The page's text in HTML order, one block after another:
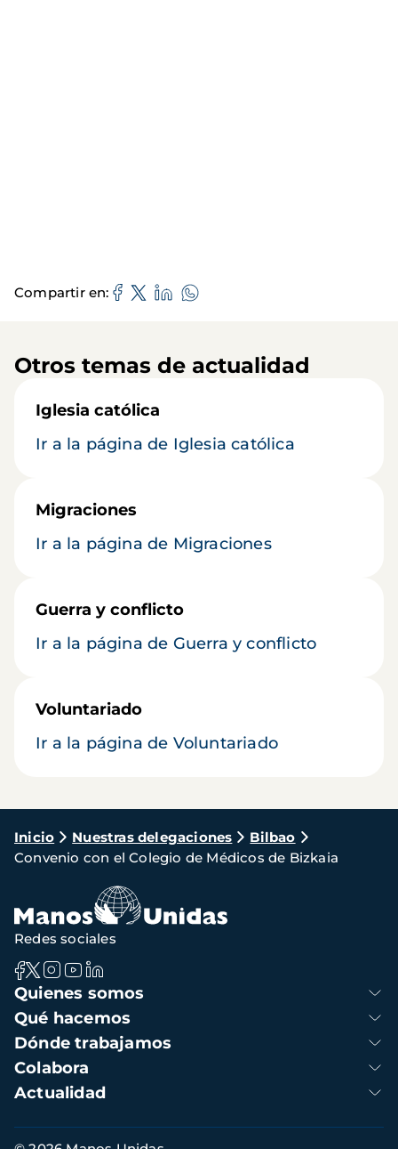
Compartir en
Otros temas de actualidad
Iglesia católica
Ir a la página de Iglesia católica
Migraciones
Ir a la página de Migraciones
Guerra y conflicto
Ir a la página de Guerra y conflicto
Voluntariado
Ir a la página de Voluntariado
Ruta
de
navegación
Inicio Nuestras delegaciones
Bilbao
Convenio con el Colegio de Médicos de Bizkaia
Navegación
principal
Quienes somos
Qué hacemos
Dónde trabajamos
Colabora
Actualidad
Redes sociales